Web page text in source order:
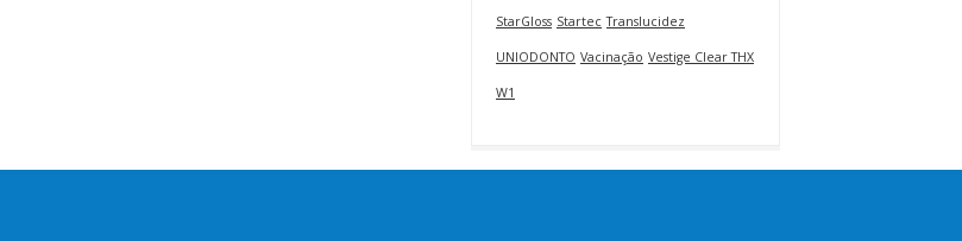
StarGloss Startec Translucidez
UNIODONTO Vacinação Vestige Clear THX
W1